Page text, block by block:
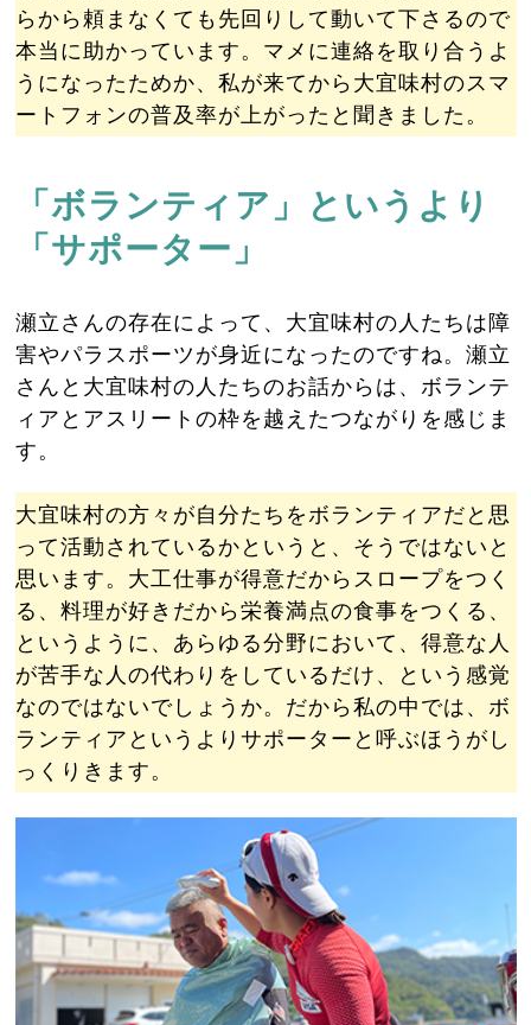
らから頼まなくても先回りして動いて下さるので
本当に助かっています。マメに連絡を取り合うよ
うになったためか、私が来てから大宜味村のスマ
ートフォンの普及率が上がったと聞きました。
「ボランティア」というより
「サポーター」
瀬立さんの存在によって、大宜味村の人たちは障
害やパラスポーツが身近になったのですね。瀬立
さんと大宜味村の人たちのお話からは、ボランテ
ィアとアスリートの枠を越えたつながりを感じま
す。
大宜味村の方々が自分たちをボランティアだと思
って活動されているかというと、そうではないと
思います。大工仕事が得意だからスロープをつく
る、料理が好きだから栄養満点の食事をつくる、
というように、あらゆる分野において、得意な人
が苦手な人の代わりをしているだけ、という感覚
なのではないでしょうか。だから私の中では、ボ
ランティアというよりサポーターと呼ぶほうがし
っくりきます。